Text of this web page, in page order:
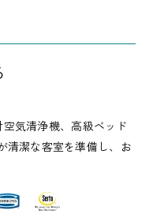
気清浄機、高級ベッド
清潔な客室を準備し、お